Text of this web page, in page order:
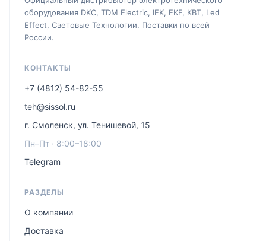
оборудования DKC, TDM Electric, IEK, EKF, КВТ, Led
Effect, Световые Технологии. Поставки по всей
России.
КОНТАКТЫ
+7 (4812) 54-82-55
teh@sissol.ru
г. Смоленск, ул. Тенишевой, 15
Пн–Пт · 8:00–18:00
Telegram
РАЗДЕЛЫ
О компании
Доставка